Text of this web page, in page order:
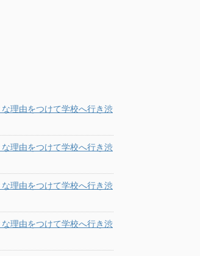
理由をつけて学校へ行き渋
理由をつけて学校へ行き渋
理由をつけて学校へ行き渋
理由をつけて学校へ行き渋